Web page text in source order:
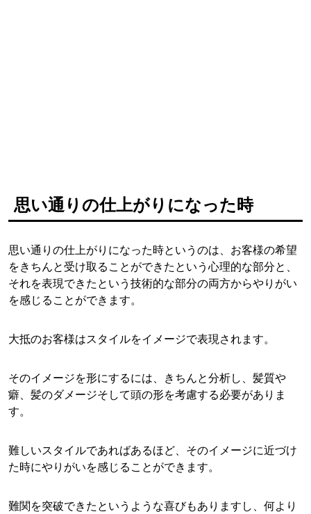
思い通りの仕上がりになった時
思い通りの仕上がりになった時というのは、お客様の希望
をきちんと受け取ることができたという心理的な部分と、
それを表現できたという技術的な部分の両方からやりがい
を感じることができます。
大抵のお客様はスタイルをイメージで表現されます。
そのイメージを形にするには、きちんと分析し、髪質や
癖、髪のダメージそして頭の形を考慮する必要がありま
す。
難しいスタイルであればあるほど、そのイメージに近づけ
た時にやりがいを感じることができます。
難関を突破できたというような喜びもありますし、何より